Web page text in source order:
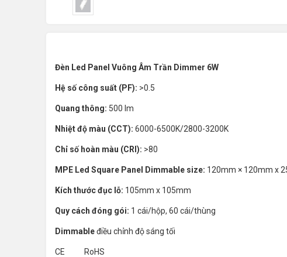
Đèn Led Panel Vuông Âm Trần Dimmer 6W
Hệ số công suất (PF): >0.5
Quang thông: 500 lm
Nhiệt độ màu (CCT): 6000-6500K/2800-3200K
Chỉ số hoàn màu (CRI): >80
MPE Led Square Panel Dimmable size: 120mm × 120mm x
Kích thước đục lỗ: 105mm x 105mm
Quy cách đóng gói: 1 cái/hộp, 60 cái/thùng
Dimmableđiều chỉnh độ sáng tối
CE RoHS